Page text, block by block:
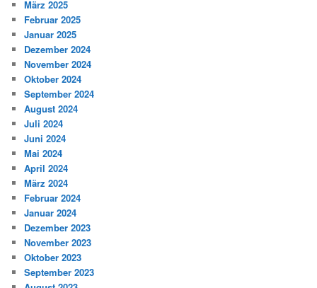
März 2025
Februar 2025
Januar 2025
Dezember 2024
November 2024
Oktober 2024
September 2024
August 2024
Juli 2024
Juni 2024
Mai 2024
April 2024
März 2024
Februar 2024
Januar 2024
Dezember 2023
November 2023
Oktober 2023
September 2023